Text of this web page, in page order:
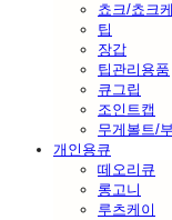
쵸크/쵸크
팁
장갑
팁관리용품
큐그립
조인트캡
무게볼트/
개인용큐
떼오리큐
롱고니
루츠케이